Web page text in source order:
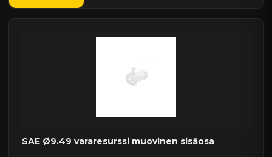
SAE Ø9.49 vararesurssi muovinen sisäosa